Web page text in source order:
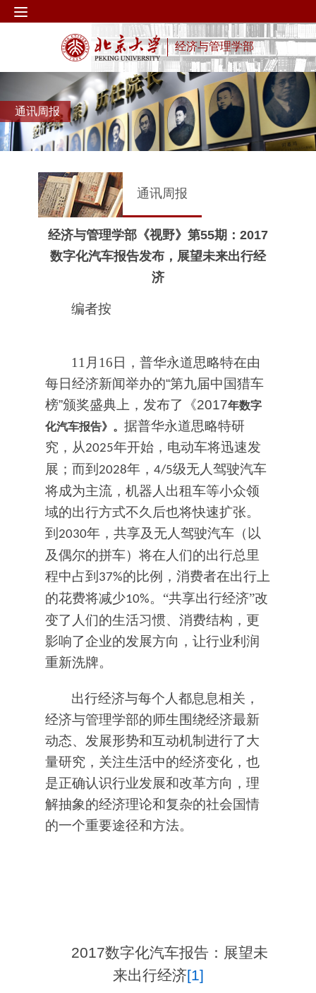
经济与管理学部
通讯周报
通讯周报
经济与管理学部《视野》第55期：2017
数字化汽车报告发布，展望未来出行经
济
编者按
11月16 日，普华永道思略特在由
每日经济新闻举办的“第九届中国猎车
榜”颁奖盛典上，发布了《2017年数字
化汽车报告》。 据普华永道思略特研
究，从2025年开始，电动车将迅速发
展；而到 2028年， 4/5级无人驾驶汽车
将成为主流，机器人出租车等小众领
域的出行方式不久后也将快速扩张。
到 2030年，共享及无人驾驶汽车（以
及偶尔的拼车）将在人们的出行总里
程中占到 37%的比例，消费者在出行上
的花费将减少10%。 “共享出行经济”改
变了人们的生活习惯、消费结构，更
影响了企业的发展方向，让行业利润
重新洗牌。
出行经济与每个人都息息相关，
经济与管理学部的师生围绕经济最新
动态、发展形势和互动机制进行了大
量研究，关注生活中的经济变化，也
是正确认识行业发展和改革方向，理
解抽象的经济理论和复杂的社会国情
的一个重要途径和方法。
2017数字化汽车报告 ：展望未
来出行经济[1]